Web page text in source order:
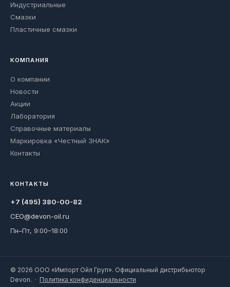
Индустриальные
Смазки
Пластичные смазки
КОМПАНИЯ
О компании
Новости
Акции
Лаборатория
Справочные материалы
Маркировка «Честный ЗНАК»
Контакты
КОНТАКТЫ
+7 (495) 380-00-82
CEO@devon-oil.ru
Пн–Пт, 9:00–18:00
© 2026 ООО «Импорт Ойл Груп». Официальный дистрибьютор
Devon. · Политика конфиденциальности